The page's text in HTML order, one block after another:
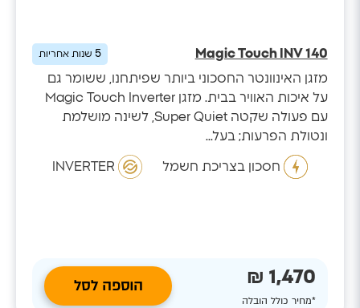
Magic Touch INV 140
5שנות אחריות
מזגן האינוונטר החסכוני ביותר שפיתחנו, ששומר גם
על איכות האוויר בבית. מזגן Magic Touch Inverter
עם פעולה שקטה Super Quiet, לשינה מושלמת
ונטולת הפרעות; בעל...
חסכון בצריכת חשמל INVERTER
1,470 ₪
*מחיר כולל הובלה
הוספה לסל